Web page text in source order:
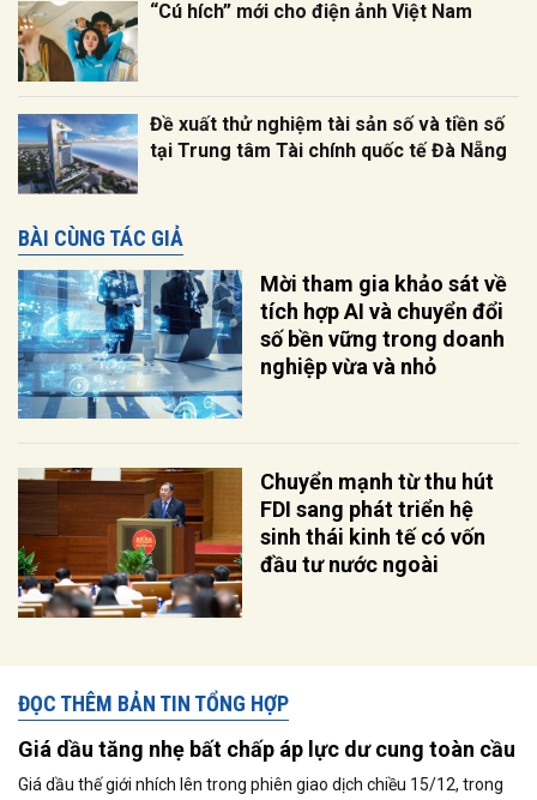
“Cú hích” mới cho điện ảnh Việt Nam
Đề xuất thử nghiệm tài sản số và tiền số
tại Trung tâm Tài chính quốc tế Đà Nẵng
BÀI CÙNG TÁC GIẢ
Mời tham gia khảo sát về
tích hợp AI và chuyển đổi
số bền vững trong doanh
nghiệp vừa và nhỏ
Chuyển mạnh từ thu hút
FDI sang phát triển hệ
sinh thái kinh tế có vốn
đầu tư nước ngoài
ĐỌC THÊM BẢN TIN TỔNG HỢP
Giá dầu tăng nhẹ bất chấp áp lực dư cung toàn cầu
Giá dầu thế giới nhích lên trong phiên giao dịch chiều 15/12, trong